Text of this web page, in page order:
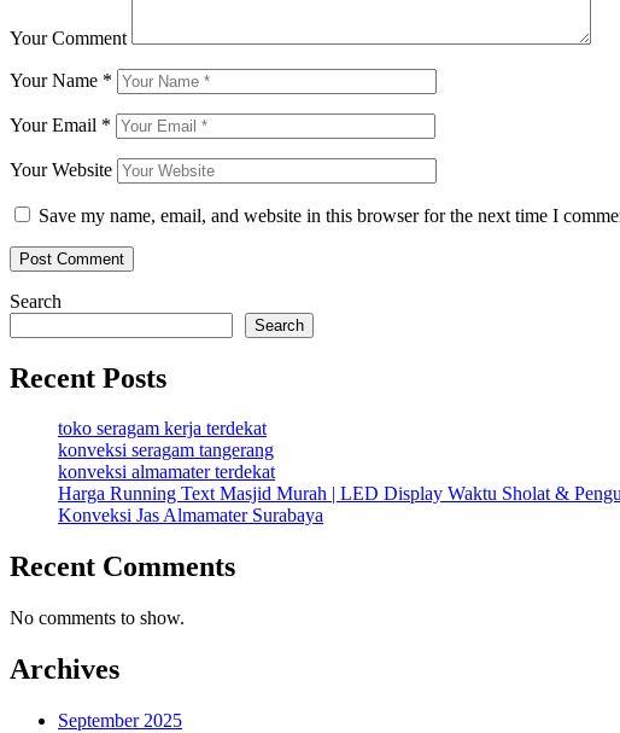
Your Comment
Your Name *
Your Email *
Your Website
Save my name, email, and website in this browser for the next time I
Search
Search
Recent Posts
toko seragam kerja terdekat
konveksi seragam tangerang
konveksi almamater terdekat
Harga Running Text Masjid Murah | LED Display Waktu Sholat &
Konveksi Jas Almamater Surabaya
Recent Comments
No comments to show.
Archives
September 2025